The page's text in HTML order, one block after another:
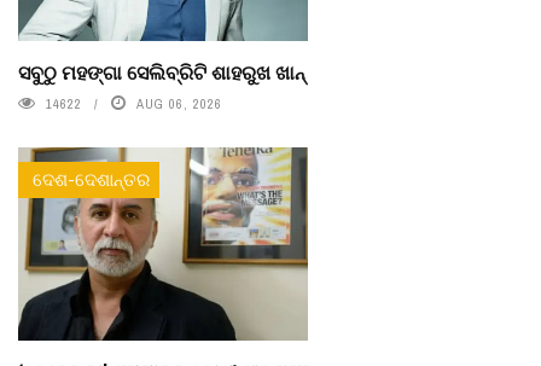
ସବୁଠୁ ମହଙ୍ଗା ସେଲିବ୍ରିଟି ଶାହରୁଖ ଖାନ୍
14622 AUG 06, 2026
ଦେଶ-ଦେଶାନ୍ତର